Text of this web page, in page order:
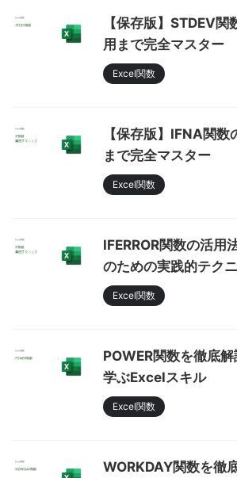
【保存版】STDEV
用まで完全マスター
Excel関数
【保存版】IFNA関数
まで完全マスター
Excel関数
IFERROR関数の活用
のための実践的テク
Excel関数
POWER関数を徹底
学ぶExcelスキル
Excel関数
WORKDAY関数を徹